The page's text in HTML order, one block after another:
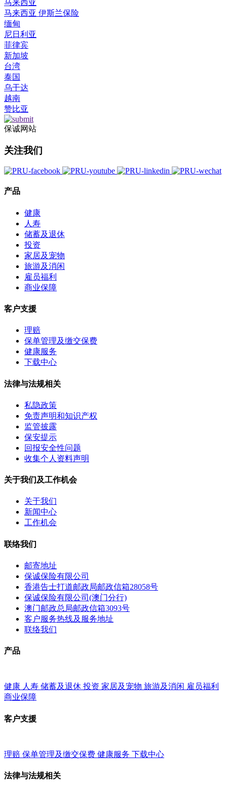
马来西亚
马来西亚 伊斯兰保险
缅甸
尼日利亚
菲律宾
新加坡
台湾
泰国
乌干达
越南
赞比亚
保诚网站
关注我们
产品
健康
人寿
储蓄及退休
投资
家居及宠物
旅游及消闲
雇员福利
商业保障
客户支援
理赔
保单管理及缴交保费
健康服务
下载中心
法律与法规相关
私隐政策
免责声明和知识产权
监管披露
保安提示
回报安全性问题
收集个人资料声明
关于我们及工作机会
关于我们
新闻中心
工作机会
联络我们
邮寄地址
保诚保险有限公司
香港告士打道邮政局邮政信箱28058号
保诚保险有限公司(澳门分行)
澳门邮政总局邮政信箱3093号
客户服务热线及服务地址
联络我们
产品
健康 人寿 储蓄及退休 投资 家居及宠物 旅游及消闲 雇员福利
商业保障
客户支援
理赔 保单管理及缴交保费 健康服务 下载中心
法律与法规相关